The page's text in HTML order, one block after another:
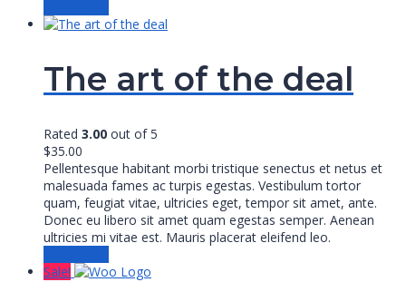
The art of the deal
Rated 3.00 out of 5
$35.00
Pellentesque habitant morbi tristique senectus et netus et
malesuada fames ac turpis egestas. Vestibulum tortor
quam, feugiat vitae, ultricies eget, tempor sit amet, ante.
Donec eu libero sit amet quam egestas semper. Aenean
ultricies mi vitae est. Mauris placerat eleifend leo.
Sale!